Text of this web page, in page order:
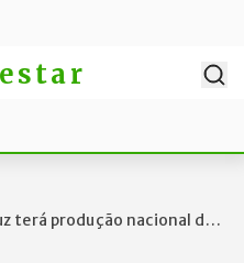
terá produção nacional de